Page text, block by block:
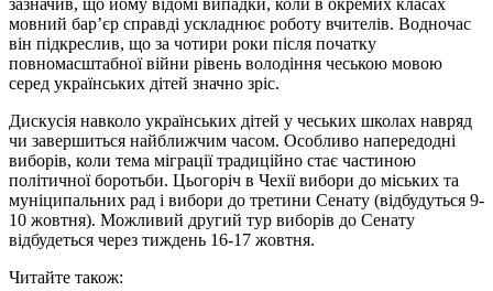
зазначив, що йому відомі випадки, коли в окремих класах
мовний бар’єр справді ускладнює роботу вчителів. Водночас
він підкреслив, що за чотири роки після початку
повномасштабної війни рівень володіння чеською мовою
серед українських дітей значно зріс.
Дискусія навколо українських дітей у чеських школах навряд
чи завершиться найближчим часом. Особливо напередодні
виборів, коли тема міграції традиційно стає частиною
політичної боротьби. Цьогоріч в Чехії вибори до міських та
муніципальних рад і вибори до третини Сенату (відбудуться 9-
10 жовтня). Можливий другий тур виборів до Сенату
відбудеться через тиждень 16-17 жовтня.
Читайте також: